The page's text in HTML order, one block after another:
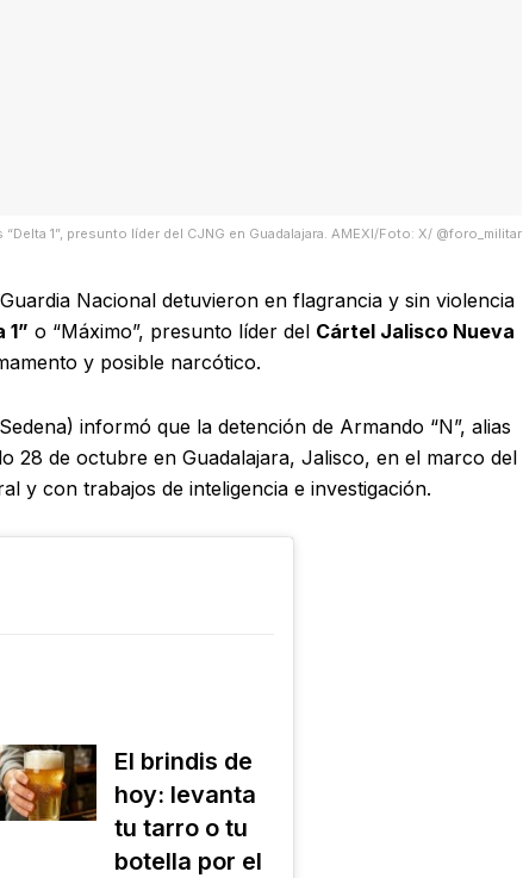
“Delta 1”, presunto líder del CJNG en Guadalajara. AMEXI/Foto: X/ @foro_militar
Nacional detuvieron en flagrancia y sin violencia
1” o “Máximo”, presunto líder del Cártel Jalisco Nueva
y posible narcótico.
informó que la detención de Armando “N”, alias
28 de octubre en Guadalajara, Jalisco, en el marco del
y con trabajos de inteligencia e investigación.
El brindis de
hoy: levanta
tu tarro o tu
botella por el